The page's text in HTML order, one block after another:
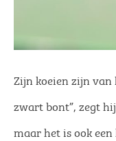
Zijn koeien zijn van
zwart bont”, zegt
maar het is ook